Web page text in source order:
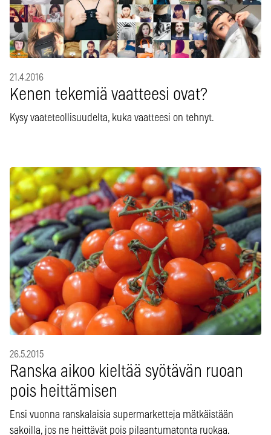
21.4.2016
Kenen tekemiä vaatteesi ovat?
Kysy vaateteollisuudelta, kuka vaatteesi on tehnyt.
26.5.2015
Ranska aikoo kieltää syötävän ruoan
pois heittämisen
Ensi vuonna ranskalaisia supermarketteja mätkäistään
sakoilla, jos ne heittävät pois pilaantumatonta ruokaa.